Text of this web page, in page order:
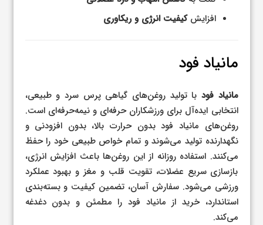
افزایشکیفیت انرژی و ریکاوری
مانیاد فود
مانیاد فود با تولید روغن‌های گیاهی پرس سرد و طبیعی،
انتخابی ایده‌آل برای ورزشکاران حرفه‌ای و نیمه‌حرفه‌ای است.
روغن‌های مانیاد فود بدون حرارت بالا، بدون افزودنی و
نگهدارنده تولید می‌شوند و تمام خواص طبیعی خود را حفظ
می‌کنند. استفاده روزانه از این روغن‌ها باعث افزایش انرژی،
بازسازی سریع عضلات، تقویت قلب و مغز و بهبود عملکرد
ورزشی می‌شود. سفارش آسان، تضمین کیفیت و بسته‌بندی
استاندارد، خرید از مانیاد فود را مطمئن و بدون دغدغه
می‌کند.